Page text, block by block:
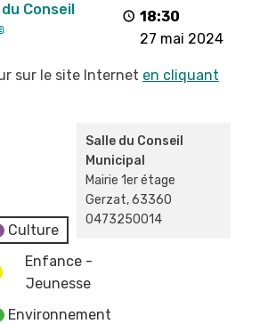
18:30
27 mai 2024
Conseil
sur le site Internet en cliquant
Salle du Conseil
Municipal
Mairie 1er étage
Gerzat,63360
0473250014
Culture
Enfance -
Jeunesse
Environnement